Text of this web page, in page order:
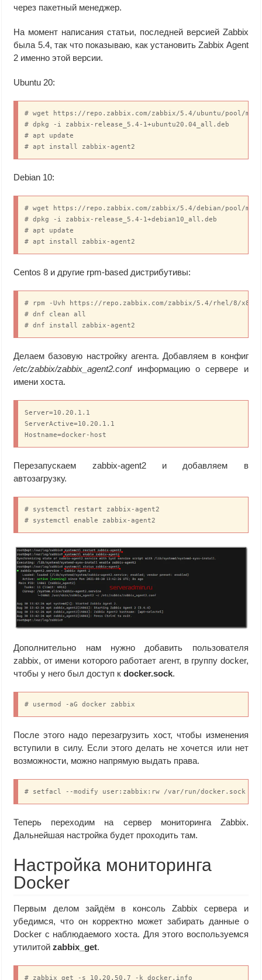
через пакетный менеджер.
На момент написания статьи, последней версией Zabbix
была 5.4, так что показываю, как установить Zabbix Agent
2 именно этой версии.
Ubuntu 20:
# wget https://repo.zabbix.com/zabbix/5.4/ubuntu/pool/
# dpkg -i zabbix-release_5.4-1+ubuntu20.04_all.deb
# apt update
# apt install zabbix-agent2
Debian 10:
# wget https://repo.zabbix.com/zabbix/5.4/debian/pool/
# dpkg -i zabbix-release_5.4-1+debian10_all.deb
# apt update
# apt install zabbix-agent2
Centos 8 и другие rpm-based дистрибутивы:
# rpm -Uvh https://repo.zabbix.com/zabbix/5.4/rhel/8/
# dnf clean all
# dnf install zabbix-agent2
Делаем базовую настройку агента. Добавляем в конфиг
/etc/zabbix/zabbix_agent2.confинформацию о сервере и
имени хоста.
Server=10.20.1.1
ServerActive=10.20.1.1
Hostname=docker-host
Перезапускаем zabbix-agent2 и добавляем в
автозагрузку.
# systemctl restart zabbix-agent2
# systemctl enable zabbix-agent2
Дополнительно нам нужно добавить пользователя
zabbix, от имени которого работает агент, в группу docker,
чтобы у него был доступ кdocker.sock.
# usermod -aG docker zabbix
После этого надо перезагрузить хост, чтобы изменения
вступили в силу. Если этого делать не хочется или нет
возможности, можно напрямую выдать права.
# setfacl --modify user:zabbix:rw /var/run/docker.sock
Теперь переходим на сервер мониторинга Zabbix.
Дальнейшая настройка будет проходить там.
Настройка мониторинга
Docker
Первым делом зайдём в консоль Zabbix сервера и
убедимся, что он корректно может забирать данные о
Docker с наблюдаемого хоста. Для этого воспользуемся
утилитойzabbix_get.
# zabbix_get -s 10.20.50.7 -k docker.info